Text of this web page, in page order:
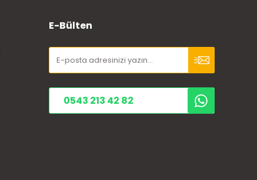
E-Bülten
0543 213 42 82